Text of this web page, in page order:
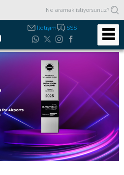
İletişim SSS